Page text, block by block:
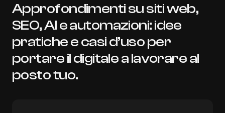
Approfondimenti su siti web,
SEO, AI e automazioni: idee
pratiche e casi d’uso per
portare il digitale a lavorare al
posto tuo.